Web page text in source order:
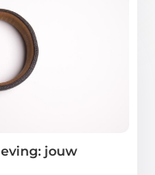
jouw